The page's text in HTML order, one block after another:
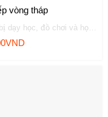
Thiết bị dạy học, đồ chơi và học liệu
vòng tháp
VND